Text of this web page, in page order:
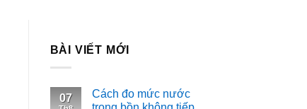
BÀI VIẾT MỚI
07
Cách đo mức nước